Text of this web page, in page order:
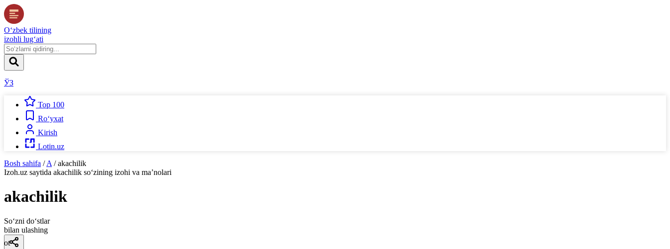
O‘zbek tilining
izohli lug‘ati
ЎЗ
Top 100
Ro‘yxat
Kirish
Lotin.uz
Bosh sahifa / A / akachilik
Izoh.uz saytida akachilik so‘zining izohi va ma’nolari
akachilik
So‘zni do‘stlar
bilan ulashing
ot